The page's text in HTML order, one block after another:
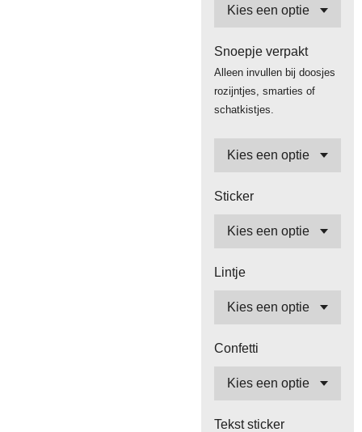
Snoepje verpakt
Alleen invullen bij doosjes
rozijntjes, smarties of
schatkistjes.
Sticker
Lintje
Confetti
Tekst sticker